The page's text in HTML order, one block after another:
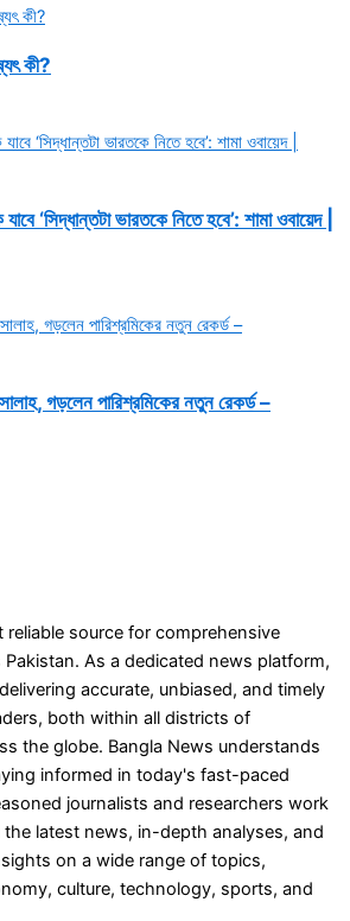
কী?
‘সিদ্ধান্তটা ভারতকে নিতে হবে’: শামা ওবায়েদ |
গড়লেন পারিশ্রমিকের নতুন রেকর্ড –
reliable source for comprehensive
As a dedicated news platform,
accurate, unbiased, and timely
both within all districts of
the globe. Bangla News understands
informed in today's fast-paced
journalists and researchers work
latest news, in-depth analyses, and
on a wide range of topics,
culture, technology, sports, and